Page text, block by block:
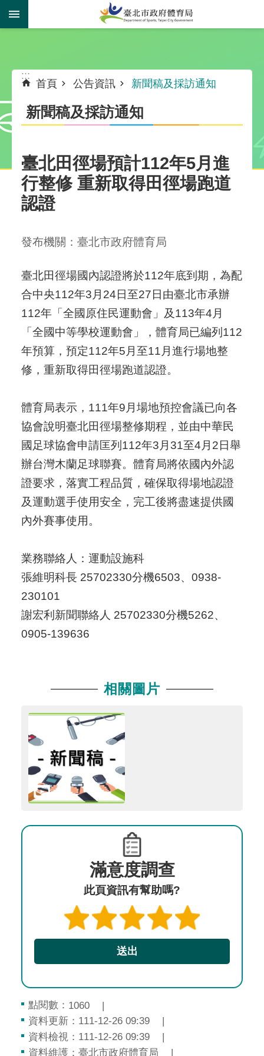
跳到主要內容區塊
:::
首頁 公告資訊 新聞稿及採訪通知
新聞稿及採訪通知
臺北田徑場預計112年5月進
行整修 重新取得田徑場跑道
認證
發布機關：臺北市政府體育局
臺北田徑場國內認證將於112年底到期，為配
合中央112年3月24日至27日由臺北市承辦
112年「全國原住民運動會」及113年4月
「全國中等學校運動會」，體育局已編列112
年預算，預定112年5月至11月進行場地整
修，重新取得田徑場跑道認證。
體育局表示，111年9月場地預控會議已向各
協會說明臺北田徑場整修期程，並由中華民
國足球協會申請匡列112年3月31至4月2日舉
辦台灣木蘭足球聯賽。體育局將依國內外認
證要求，落實工程品質，確保取得場地認證
及運動選手使用安全，完工後將盡速提供國
內外賽事使用。
業務聯絡人：運動設施科
張維明科長 25702330分機6503、0938-
230101
謝宏利新聞聯絡人 25702330分機5262、
0905-139636
相關圖片
滿意度調查
此頁資訊有幫助嗎?
點閱數： 1060
資料更新：111-12-26 09:39
資料檢視：111-12-26 09:39
資料維護：臺北市政府體育局